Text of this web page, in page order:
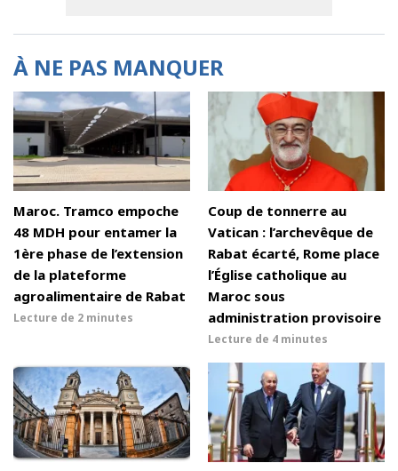
À NE PAS MANQUER
Maroc. Tramco empoche
48 MDH pour entamer la
1ère phase de l’extension
de la plateforme
agroalimentaire de Rabat
Lecture de 2 minutes
Coup de tonnerre au
Vatican : l’archevêque de
Rabat écarté, Rome place
l’Église catholique au
Maroc sous
administration provisoire
Lecture de 4 minutes